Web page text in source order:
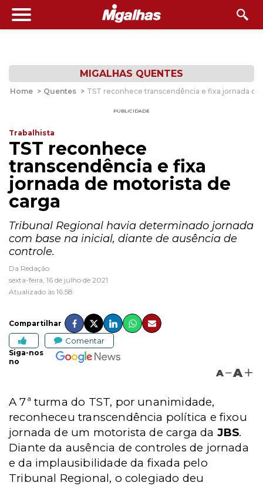
MIGALHAS QUENTES
Home > Quentes > TST reconhece transcendência e fixa jornada
PUBLICIDADE
Trabalhista
TST reconhece
transcendência e fixa
jornada de motorista de
carga
Tribunal Regional havia determinado jornada
com base na inicial, diante de ausência de
controle.
Da Redação
sexta-feira, 16 de julho de 2021
Atualizado às 16:58
Compartilhar
Comentar
Siga-nos
no
A A
A 7ª turma do TST, por unanimidade,
reconheceu transcendência política e fixou
jornada de um motorista de carga da JBS.
Diante da ausência de controles de jornada
e da implausibilidade da fixada pelo
Tribunal Regional, o colegiado deu